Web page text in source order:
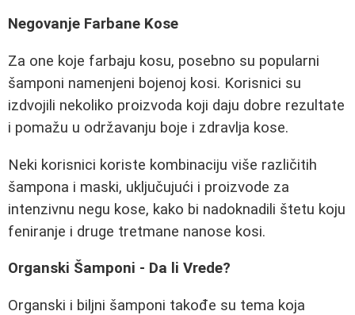
Negovanje Farbane Kose
Za one koje farbaju kosu, posebno su popularni
šamponi namenjeni bojenoj kosi. Korisnici su
izdvojili nekoliko proizvoda koji daju dobre rezultate
i pomažu u održavanju boje i zdravlja kose.
Neki korisnici koriste kombinaciju više različitih
šampona i maski, uključujući i proizvode za
intenzivnu negu kose, kako bi nadoknadili štetu koju
feniranje i druge tretmane nanose kosi.
Organski Šamponi - Da li Vrede?
Organski i biljni šamponi takođe su tema koja